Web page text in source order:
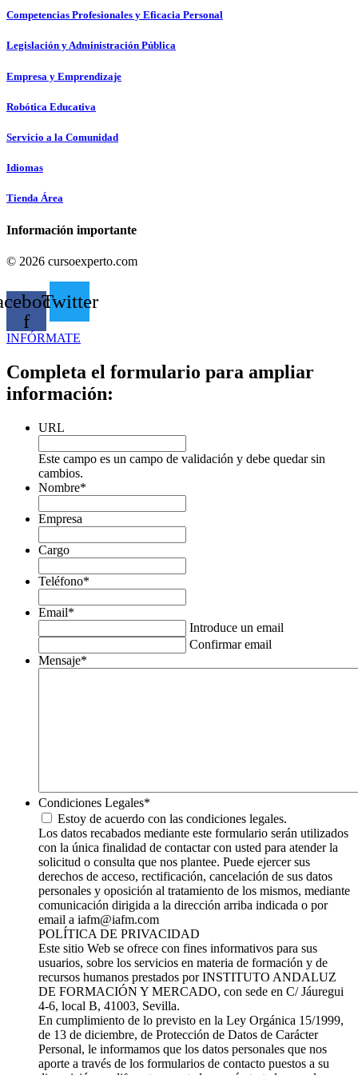
Competencias Profesionales y Eficacia Personal
Legislación y Administración Pública
Empresa y Emprendizaje
Robótica Educativa
Servicio a la Comunidad
Idiomas
Tienda Área
Información importante
© 2026 cursoexperto.com
f
Twitter
INFÓRMATE
Completa el formulario para ampliar
información:
URL
Este campo es un campo de validación y debe quedar sin
cambios.
Nombre*
Empresa
Cargo
Teléfono*
Email*
Introduce un email
Confirmar email
Mensaje*
Condiciones Legales*
Estoy de acuerdo con las condiciones legales.
Los datos recabados mediante este formulario serán utilizados
con la única finalidad de contactar con usted para atender la
solicitud o consulta que nos plantee. Puede ejercer sus
derechos de acceso, rectificación, cancelación de sus datos
personales y oposición al tratamiento de los mismos, mediante
comunicación dirigida a la dirección arriba indicada o por
email a iafm@iafm.com
POLÍTICA DE PRIVACIDAD
Este sitio Web se ofrece con fines informativos para sus
usuarios, sobre los servicios en materia de formación y de
recursos humanos prestados por INSTITUTO ANDALUZ
DE FORMACIÓN Y MERCADO, con sede en C/ Jáuregui
4-6, local B, 41003, Sevilla.
En cumplimiento de lo previsto en la Ley Orgánica 15/1999,
de 13 de diciembre, de Protección de Datos de Carácter
Personal, le informamos que los datos personales que nos
aporte a través de los formularios de contacto puestos a su